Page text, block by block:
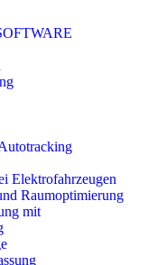
Elektrofahrzeugen
Raumoptimierung
mit